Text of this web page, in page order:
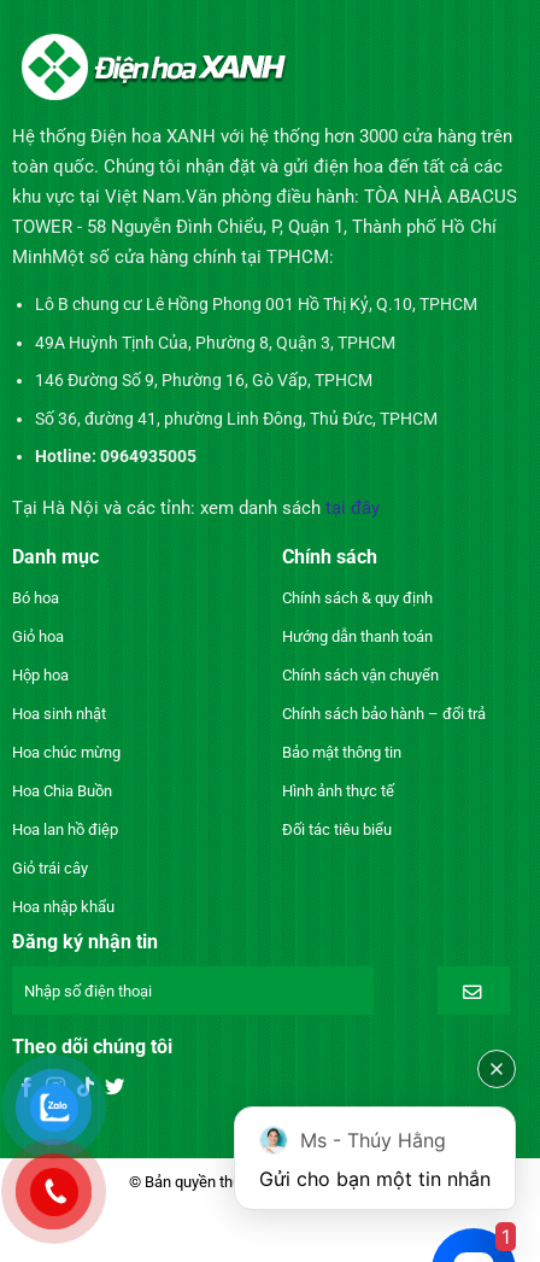
Hệ thống Điện hoa XANH với hệ thống hơn 3000 cửa hàng trên
toàn quốc. Chúng tôi nhận đặt và gửi điện hoa đến tất cả các
khu vực tại Việt Nam.Văn phòng điều hành: TÒA NHÀ ABACUS
TOWER - 58 Nguyễn Đình Chiểu, P, Quận 1, Thành phố Hồ Chí
MinhMột số cửa hàng chính tại TPHCM:
Lô B chung cư Lê Hồng Phong 001 Hồ Thị Kỷ, Q.10, TPHCM
49A Huỳnh Tịnh Của, Phường 8, Quận 3, TPHCM
146 Đường Số 9, Phường 16, Gò Vấp, TPHCM
Số 36, đường 41, phường Linh Đông, Thủ Đức, TPHCM
Hotline: 0964935005
Tại Hà Nội và các tỉnh: xem danh sách tại đây
Danh mục
Bó hoa
Giỏ hoa
Hộp hoa
Hoa sinh nhật
Hoa chúc mừng
Hoa Chia Buồn
Hoa lan hồ điệp
Giỏ trái cây
Hoa nhập khẩu
Chính sách
Chính sách & quy định
Hướng dẫn thanh toán
Chính sách vận chuyển
Chính sách bảo hành – đổi trả
Bảo mật thông tin
Hình ảnh thực tế
Đối tác tiêu biểu
Đăng ký nhận tin
Theo dõi chúng tôi
© Bản quyền thuộc về DienhoaXANH.com
Ms - Thúy Hằng
Gửi cho bạn một tin nhắn
1